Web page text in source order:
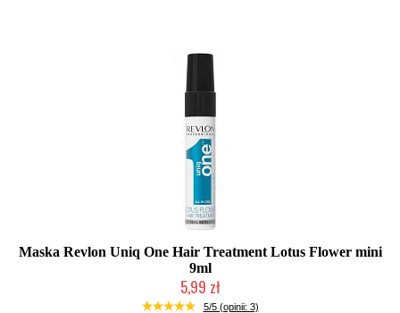
Maska Revlon Uniq One Hair Treatment Lotus Flower mini
9ml
5,99 zł
Chwilowo niedostępny
5/5 (opinii: 3)